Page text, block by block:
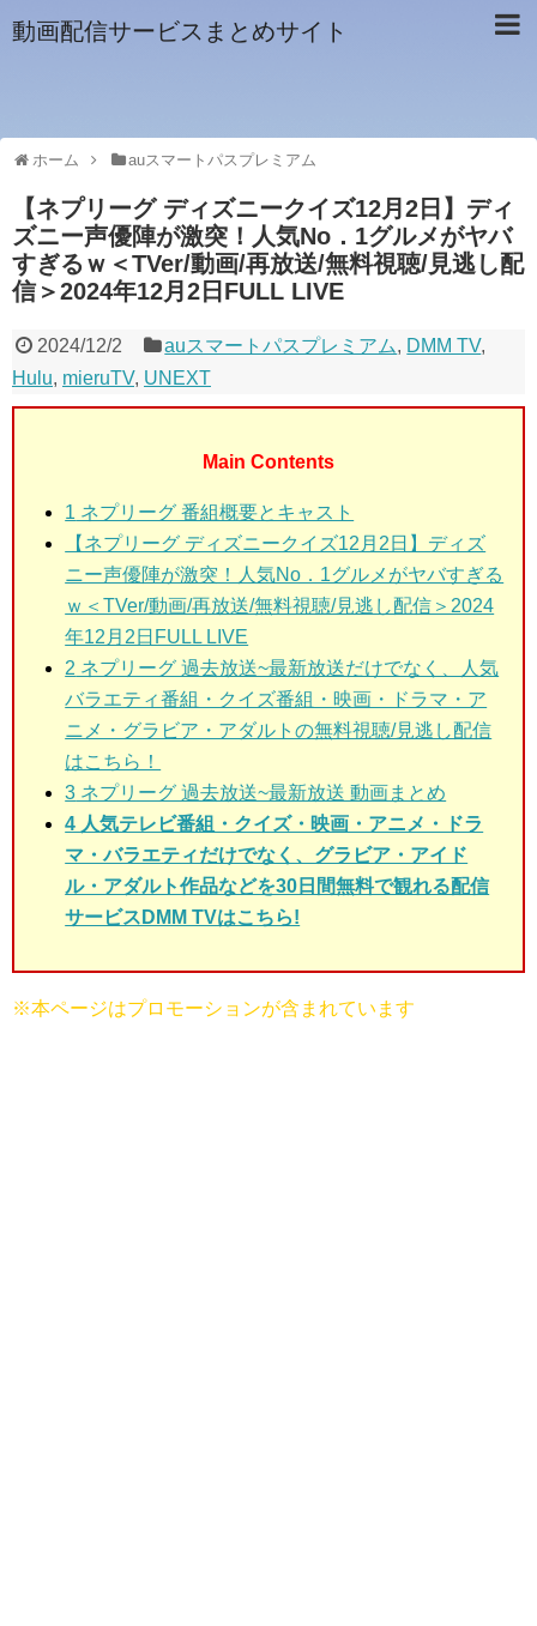
動画配信サービスまとめサイト
ホーム auスマートパスプレミアム
【ネプリーグ ディズニークイズ12月2日】ディ
ズニー声優陣が激突！人気No．1グルメがヤバ
すぎるｗ＜TVer/動画/再放送/無料視聴/見逃し配
信＞2024年12月2日FULL LIVE
2024/12/2 auスマートパスプレミアム, DMM TV,
Hulu, mieruTV, UNEXT
Main Contents
1 ネプリーグ 番組概要とキャスト
【ネプリーグ ディズニークイズ12月2日】ディズ
ニー声優陣が激突！人気No．1グルメがヤバすぎる
ｗ＜TVer/動画/再放送/無料視聴/見逃し配信＞2024
年12月2日FULL LIVE
2 ネプリーグ 過去放送~最新放送だけでなく、人気
バラエティ番組・クイズ番組・映画・ドラマ・ア
ニメ・グラビア・アダルトの無料視聴/見逃し配信
はこちら！
3 ネプリーグ 過去放送~最新放送 動画まとめ
4 人気テレビ番組・クイズ・映画・アニメ・ドラ
マ・バラエティだけでなく、グラビア・アイド
ル・アダルト作品などを30日間無料で観れる配信
サービスDMM TVはこちら!
※本ページはプロモーションが含まれています